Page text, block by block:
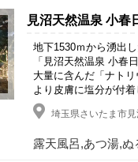
見沼天然温泉 小春
地下1530ｍから湧出
「見沼天然温泉 小春
大量に含んだ「ナト
より皮膚に塩分が付
埼玉県さいたま市
露天風呂,あつ湯,